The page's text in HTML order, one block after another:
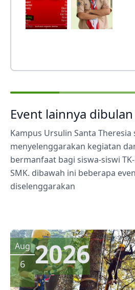
Event lainnya
Kampus Ursulin Santa Theresia
menyelenggarakan kegiatan
bermanfaat bagi siswa-siswi TK-
SMK. dibawah ini beberapa
diselenggarakan
Aug
6 2026